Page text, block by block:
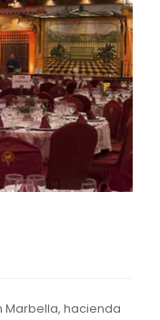
Marbella, hacienda